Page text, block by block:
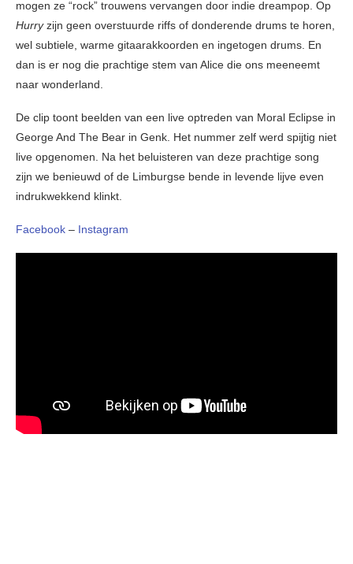
mogen ze “rock” trouwens vervangen door indie dreampop. Op
Hurryzijn geen overstuurde riffs of donderende drums te horen,
wel subtiele, warme gitaarakkoorden en ingetogen drums. En
dan is er nog die prachtige stem van Alice die ons meeneemt
naar wonderland.
De clip toont beelden van een live optreden van Moral Eclipse in
George And The Bear in Genk. Het nummer zelf werd spijtig niet
live opgenomen. Na het beluisteren van deze prachtige song
zijn we benieuwd of de Limburgse bende in levende lijve even
indrukwekkend klinkt.
Facebook – Instagram